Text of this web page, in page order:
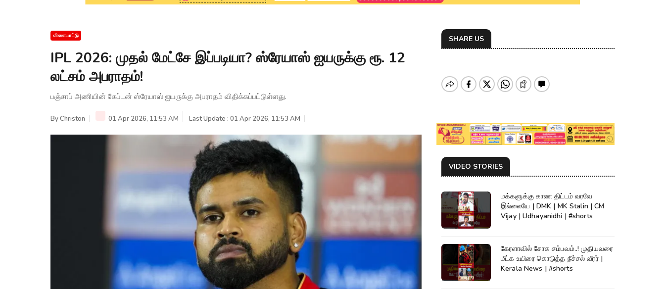
விளையாட்டு
IPL 2026: முதல் மேட்சே இப்படியா? ஸ்ரேயாஸ் ஐயருக்கு ரூ. 12
லட்சம் அபராதம்!
பஞ்சாப் அணியின் கேப்டன் ஸ்ரேயாஸ் ஐயருக்கு அபராதம் விதிக்கப்பட்டுள்ளது.
ByChriston 01 Apr 2026, 11:53 AM Last Update : 01 Apr 2026, 11:53 AM
SHARE US
VIDEO STORIES
மக்களுக்கு காண திட்டம் வரவே
இல்லையே | DMK | MK Stalin | CM
Vijay | Udhayanidhi | #shorts
கேரளாவில் சோக சம்பவம்..! முதியவரை
மீட்க உயிரை கொடுத்த நீச்சல் வீரர் |
Kerala News | #shorts